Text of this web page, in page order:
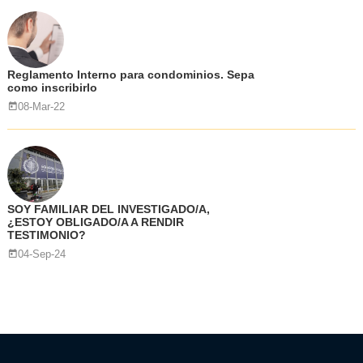
Reglamento Interno para condominios. Sepa
como inscribirlo
08-Mar-22
SOY FAMILIAR DEL INVESTIGADO/A,
¿ESTOY OBLIGADO/A A RENDIR
TESTIMONIO?
04-Sep-24